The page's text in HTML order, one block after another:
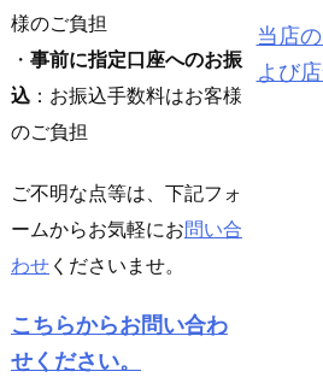
様のご負担
・ 事前に指定口座へのお振
込 ：お振込手数料はお客様
のご負担
ご不明な点等は、下記フォ
ームからお気軽にお問い合
わせ くださいませ。
こちらからお問い合わ
せください。
当店
よび